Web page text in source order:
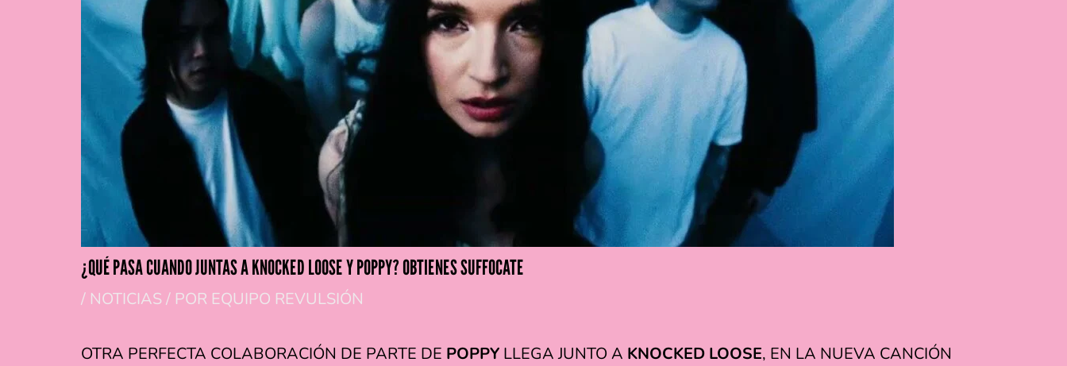
¿QUÉ PASA CUANDO JUNTAS A KNOCKED LOOSE Y POPPY? OBTIENES SUFFOCATE
/ NOTICIAS/ POR EQUIPO REVULSIÓN
OTRA PERFECTA COLABORACIÓN DE PARTE DE POPPY LLEGA JUNTO A KNOCKED LOOSE, EN LA NUEVA CANCIÓN